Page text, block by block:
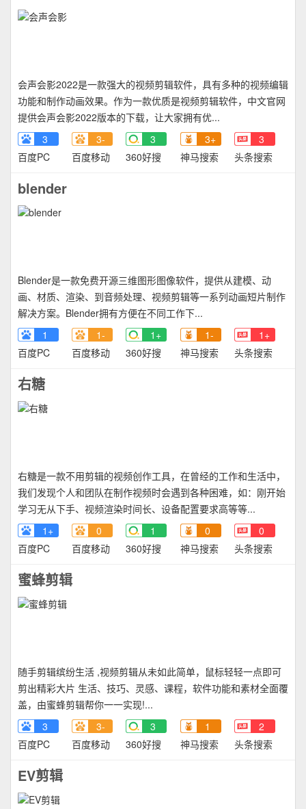
会声会影2022是一款强大的视频剪辑软件，具有多种的视频编辑
功能和制作动画效果。作为一款优质是视频剪辑软件，中文官网
提供会声会影2022版本的下载，让大家拥有优...
3
百度PC
3-
百度移动
3
360好搜
3+
神马搜索
3
头条搜索
blender
Blender是一款免费开源三维图形图像软件，提供从建模、动
画、材质、渲染、到音频处理、视频剪辑等一系列动画短片制作
解决方案。Blender拥有方便在不同工作下...
1
百度PC
1-
百度移动
1+
360好搜
1-
神马搜索
1+
头条搜索
右糖
右糖是一款不用剪辑的视频创作工具，在曾经的工作和生活中，
我们发现个人和团队在制作视频时会遇到各种困难，如：刚开始
学习无从下手、视频渲染时间长、设备配置要求高等等...
1+
百度PC
0
百度移动
1
360好搜
0
神马搜索
0
头条搜索
蜜蜂剪辑
随手剪辑缤纷生活 ,视频剪辑从未如此简单，鼠标轻轻一点即可
剪出精彩大片 生活、技巧、灵感、课程，软件功能和素材全面覆
盖，由蜜蜂剪辑帮你一一实现!...
3
百度PC
3-
百度移动
3
360好搜
1
神马搜索
2
头条搜索
EV剪辑